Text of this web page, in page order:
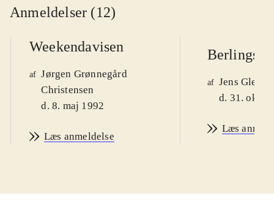
Anmeldelser (12)
Weekendavisen
af Jørgen Grønnegård
Christensen
d. 8. maj 1992
Læs anmeldelse
af Jens
d. 31. okt.
Læs